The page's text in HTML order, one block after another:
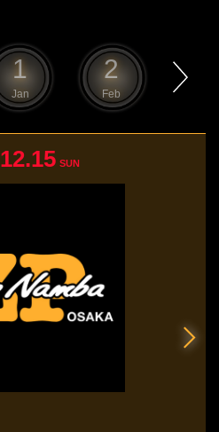
1
Jan
2
Feb
12.15 SUN